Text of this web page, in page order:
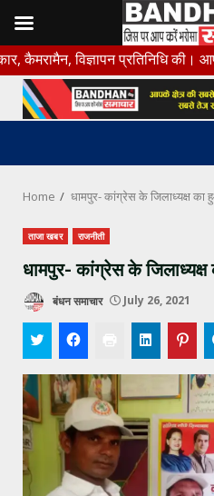
Skip
to
content
प्रतिनिधि की। आप संपर्क करे
Home धामपुर- कांग्रेस के जिलाध्यक्ष का
ताजा खबर राजनीती
धामपुर- कांग्रेस के
बंधन समाचार July 26, 2021